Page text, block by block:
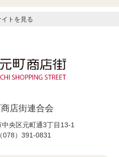
イトを見る
店街連合会
央区元町通3丁目13-1
078）391-0831